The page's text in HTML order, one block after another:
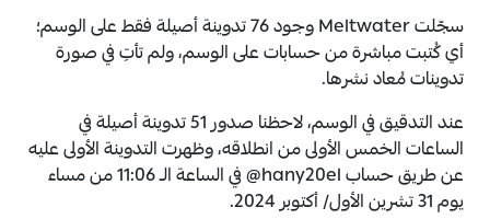
سجّلت Meltwater وجود 76 تدوينة أصيلة فقط على الوسم؛
أي كُتبت مباشرة من حسابات على الوسم، ولم تأتِ في صورة
تدوينات مُعاد نشرها.
عند التدقيق في الوسم، لاحظنا صدور 51 تدوينة أصيلة في
الساعات الخمس الأولى من انطلاقه، وظهرت التدوينة الأولى عليه
عن طريق حساب hany20el@ في الساعة الـ 11:06 من مساء
يوم 31 تشرين الأول/ أكتوبر 2024.